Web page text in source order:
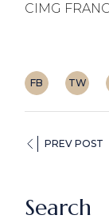
CIMG
FB TW
PREV POST
Search